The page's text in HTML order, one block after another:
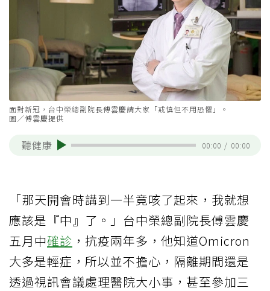
面對新冠，台中榮總副院長傅雲慶請大家「戒慎但不用恐懼」。
圖／傅雲慶提供
聽健康 00:00 / 00:00
「那天開會時講到一半竟咳了起來，我就想
應該是『中』了。」台中榮總副院長傅雲慶
五月中確診 ，抗疫兩年多，他知道Omicron
大多是輕症，所以並不擔心，隔離期間還是
透過視訊會議處理醫院大小事，甚至參加三